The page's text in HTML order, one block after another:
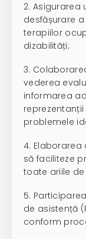
2. Asigurarea
desfășurare
terapiilor
dizabilități;
3.
vederea
informarea
problemele
4.
să faciliteze
toate ariile
5.
de asistență
conform